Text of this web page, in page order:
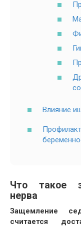
Влияние
Что такое
нерва
Защемление
считается